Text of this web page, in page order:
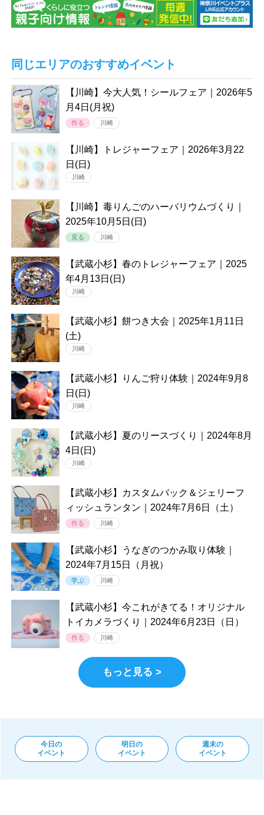
同じエリアのおすすめイベント
【川崎】今大人気！シールフェア｜2026年5
月4日(月祝)
作る 川崎
【川崎】トレジャーフェア｜2026年3月22
日(日)
川崎
【川崎】毒りんごのハーバリウムづくり｜
2025年10月5日(日)
見る 川崎
【武蔵小杉】春のトレジャーフェア｜2025
年4月13日(日)
川崎
【武蔵小杉】餅つき大会｜2025年1月11日
(土)
川崎
【武蔵小杉】りんご狩り体験｜2024年9月8
日(日)
川崎
【武蔵小杉】夏のリースづくり｜2024年8月
4日(日)
川崎
【武蔵小杉】カスタムバック＆ジェリーフ
ィッシュランタン｜2024年7月6日（土）
作る 川崎
【武蔵小杉】うなぎのつかみ取り体験｜
2024年7月15日（月祝）
学ぶ 川崎
【武蔵小杉】今これがきてる！オリジナル
トイカメラづくり｜2024年6月23日（日）
作る 川崎
もっと見る >
今日の
イベント
明日の
イベント
週末の
イベント